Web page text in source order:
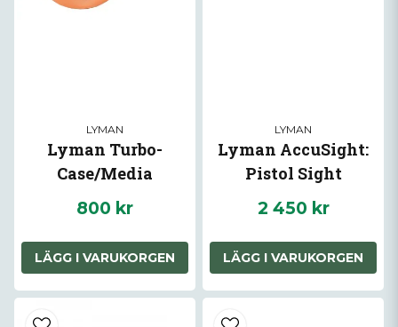
LYMAN
Lyman Turbo-
Case/Media
Separator
800 kr
LÄGG I VARUKORGEN
LYMAN
Lyman AccuSight:
Pistol Sight
Installation Tool
2 450 kr
LÄGG I VARUKORGEN